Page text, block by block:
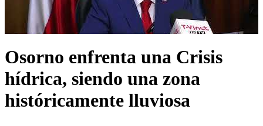
Osorno enfrenta una Crisis
hídrica, siendo una zona
históricamente lluviosa